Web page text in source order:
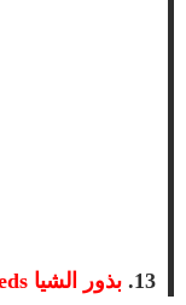
13. بذور الشيا